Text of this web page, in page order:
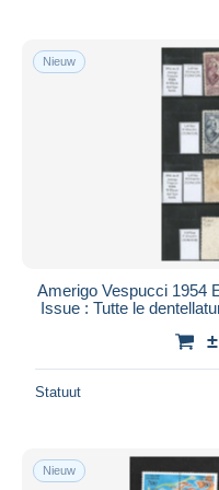
Nieuw
Amerigo Vespucci 1954
Issue : Tutte le
Statuut
Nieuw